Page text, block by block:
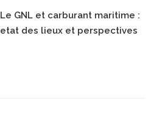
Le GNL et carburant maritime :
etat des lieux et perspectives